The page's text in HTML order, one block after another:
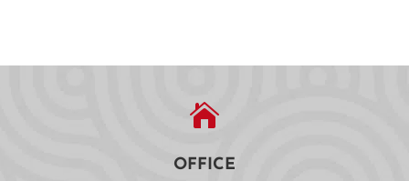

OFFICE